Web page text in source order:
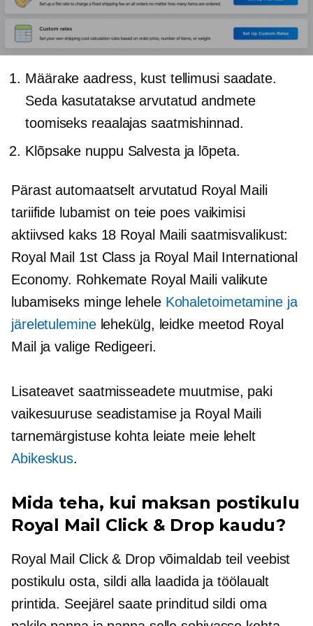
Määrake aadress, kust tellimusi saadate.
Seda kasutatakse arvutatud andmete
toomiseks reaalajas saatmishinnad.
Klõpsake nuppu Salvesta ja lõpeta.
Pärast automaatselt arvutatud Royal Maili
tariifide lubamist on teie poes vaikimisi
aktiivsed kaks 18 Royal Maili saatmisvalikust:
Royal Mail 1st Class ja Royal Mail International
Economy. Rohkemate Royal Maili valikute
lubamiseks minge lehele Kohaletoimetamine ja
järeletuleminelehekülg, leidke meetod Royal
Mail ja valige Redigeeri.
Lisateavet saatmisseadete muutmise, paki
vaikesuuruse seadistamise ja Royal Maili
tarnemärgistuse kohta leiate meie lehelt
Abikeskus.
Mida teha, kui maksan postikulu
Royal Mail Click & Drop kaudu?
Royal Mail Click & Drop võimaldab teil veebist
postikulu osta, sildi alla laadida ja töölaualt
printida. Seejärel saate prinditud sildi oma